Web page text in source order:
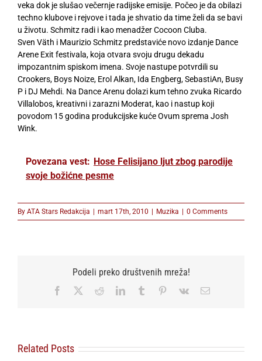
veka dok je slušao večernje radijske emisije. Počeo je da obilazi
techno klubove i rejvove i tada je shvatio da time želi da se bavi
u životu. Schmitz radi i kao menadžer Cocoon Cluba.
Sven Väth i Maurizio Schmitz predstaviće novo izdanje Dance
Arene Exit festivala, koja otvara svoju drugu dekadu
impozantnim spiskom imena. Svoje nastupe potvrdili su
Crookers, Boys Noize, Erol Alkan, Ida Engberg, SebastiAn, Busy
P i DJ Mehdi. Na Dance Arenu dolazi kum tehno zvuka Ricardo
Villalobos, kreativni i zarazni Moderat, kao i nastup koji
povodom 15 godina produkcijske kuće Ovum sprema Josh
Wink.
Povezana vest: Hose Felisijano ljut zbog parodije
svoje božićne pesme
By ATA Stars Redakcija mart 17th, 2010 Muzika 0 Comments
Podeli preko društvenih mreža!
Facebook RedditLinkedInTumblr Pinterest
Vk Email
Related Posts